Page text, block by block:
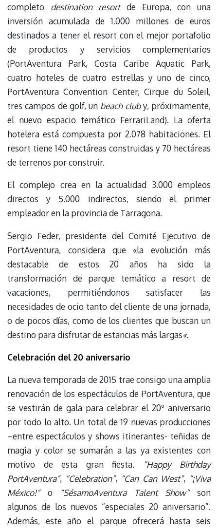
completo destination resortde Europa, con una
inversión acumulada de 1.000 millones de euros
destinados a tener el resort con el mejor portafolio
de productos y servicios complementarios
(PortAventura Park, Costa Caribe Aquatic Park,
cuatro hoteles de cuatro estrellas y uno de cinco,
PortAventura Convention Center, Cirque du Soleil,
tres campos de golf, un beach cluby, próximamente,
el nuevo espacio temático FerrariLand). La oferta
hotelera está compuesta por 2.078 habitaciones. El
resort tiene 140 hectáreas construidas y 70 hectáreas
de terrenos por construir.
El complejo crea en la actualidad 3.000 empleos
directos y 5.000 indirectos, siendo el primer
empleador en la provincia de Tarragona.
Sergio Feder, presidente del Comité Ejecutivo de
PortAventura, considera que «la evolución más
destacable de estos 20 años ha sido la
transformación de parque temático a resort de
vacaciones, permitiéndonos satisfacer las
necesidades de ocio tanto del cliente de una jornada,
o de pocos días, como de los clientes que buscan un
destino para disfrutar de estancias más largas«.
Celebración del 20 aniversario
La nueva temporada de 2015 trae consigo una amplia
renovación de los espectáculos de PortAventura, que
se vestirán de gala para celebrar el 20º aniversario
por todo lo alto. Un total de 19 nuevas producciones
–entre espectáculos y shows itinerantes- teñidas de
magia y color se sumarán a las ya existentes con
motivo de esta gran fiesta.
“Happy Birthday
PortAventura”, “Celebration”, “Can Can West”, “¡Viva
México!”o “SésamoAventura Talent Show”son
algunos de los nuevos “especiales 20 aniversario”.
Además, este año el parque ofrecerá hasta seis